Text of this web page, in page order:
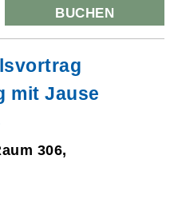
BUCHEN
mit Jause
306,